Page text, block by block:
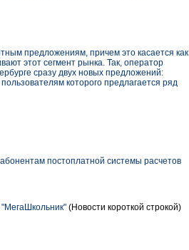
предложениям, причем это касается как
этот сегмент рынка. Так, оператор
сразу двух новых предложений:
которого предлагается ряд
постоплатной системы расчетов
"МегаШкольник" (Новости короткой строкой)